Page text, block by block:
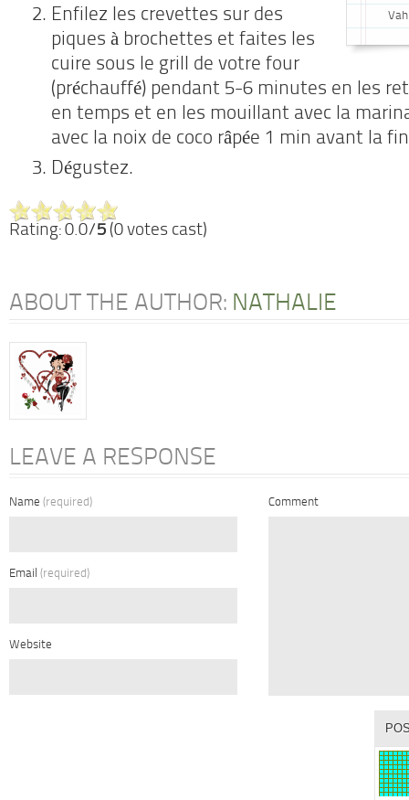
Enfilez les crevettes sur des
piques à brochettes et faites les
cuire sous le grill de votre four
(préchauffé) pendant 5-6 minutes en les
en temps et en les mouillant avec la
avec la noix de coco râpée 1 min avant la
Dégustez.
Rating: 0.0/5 (0 votes cast)
ABOUT THE AUTHOR: NATHALIE
LEAVE A RESPONSE
Name (required)
Email (required)
Website
Comment